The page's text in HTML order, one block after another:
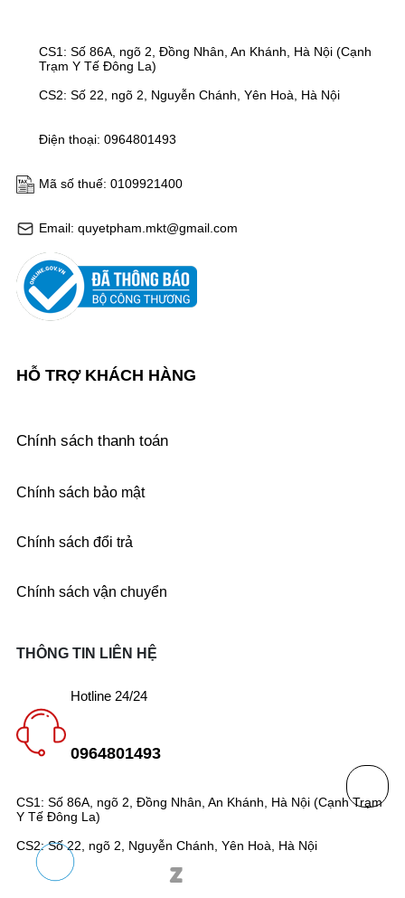
Email: quyetpham.mkt@gmail.com
Mã số thuế: 0109921400
Điện thoại: 0964801493
CS1: Số 86A, ngõ 2, Đồng Nhân, An Khánh, Hà Nội (Cạnh
Trạm Y Tế Đông La)
CS2: Số 22, ngõ 2, Nguyễn Chánh, Yên Hoà, Hà Nội
HỖ TRỢ KHÁCH HÀNG
Chính sách thanh toán
Chính sách bảo mật
Chính sách đổi trả
Chính sách vận chuyển
CS1: Số 86A, ngõ 2, Đồng Nhân, An Khánh, Hà Nội (Cạnh Trạm
Y Tế Đông La)
CS2: Số 22, ngõ 2, Nguyễn Chánh, Yên Hoà, Hà Nội
THÔNG TIN LIÊN HỆ
Hotline 24/24
0964801493